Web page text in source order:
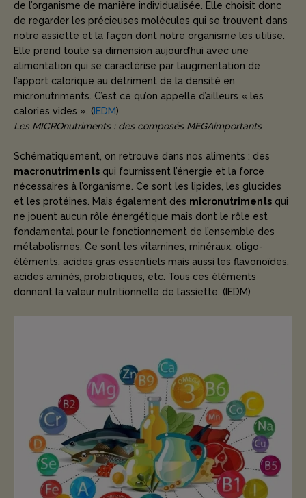
de l’organisme de manière individualisée. Elle choisit donc
de regarder les précieuses molécules qui se trouvent dans
notre assiette et la façon dont notre organisme les utilise.
Elle prend toute sa dimension aujourd’hui avec une
alimentation qui se caractérise par l’augmentation de
l’apport calorique au détriment de la densité en
micronutriments. C’est ce qu’on appelle d’ailleurs « les
calories vides ». ( IEDM)
Les MICROnutriments : des composés MEGAimportants
Schématiquement, on retrouve dans nos aliments : des
macronutriments qui fournissent l’énergie et la force
nécessaires à l’organisme. Ce sont les lipides, les glucides
et les protéines. Mais également des micronutriments qui
ne jouent aucun rôle énergétique mais dont le rôle est
fondamental pour le fonctionnement de l’ensemble des
métabolismes. Ce sont les vitamines, minéraux, oligo-
éléments, acides gras essentiels mais aussi les flavonoïdes,
acides aminés, probiotiques, etc. Tous ces éléments
donnent la valeur nutritionnelle de l’assiette. (IEDM)